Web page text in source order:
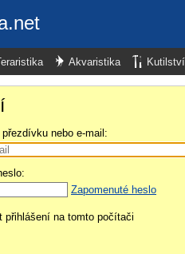
Teraristika Akvaristika Kutilství
nebo e-mail:
Zapomenuté heslo
přihlášení na tomto počítači